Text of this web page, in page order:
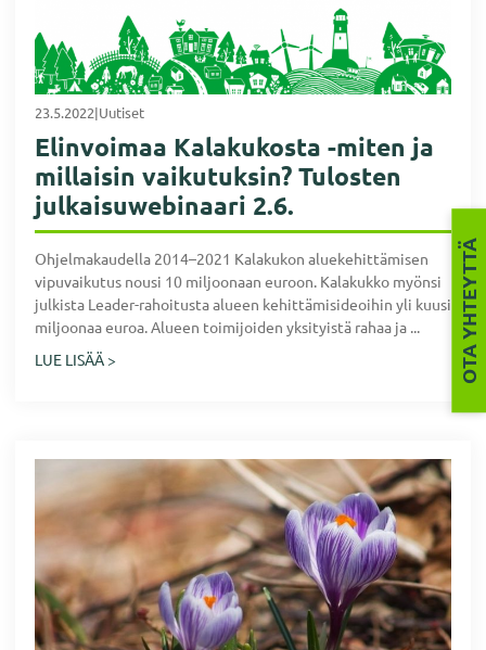
23.5.2022|Uutiset
Elinvoimaa Kalakukosta -miten ja
millaisin vaikutuksin? Tulosten
julkaisuwebinaari 2.6.
Ohjelmakaudella 2014–2021 Kalakukon aluekehittämisen
vipuvaikutus nousi 10 miljoonaan euroon. Kalakukko myönsi
julkista Leader-rahoitusta alueen kehittämisideoihin yli kuusi
miljoonaa euroa. Alueen toimijoiden yksityistä rahaa ja ...
LUE LISÄÄ >
OTA YHTEYTTÄ